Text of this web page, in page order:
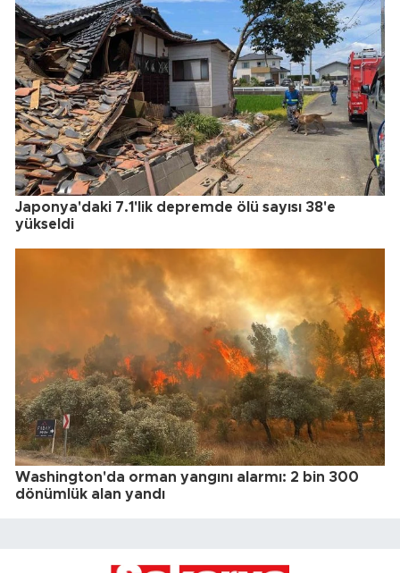
Japonya'daki 7.1'lik depremde ölü sayısı 38'e
yükseldi
Washington'da orman yangını alarmı: 2 bin 300
dönümlük alan yandı